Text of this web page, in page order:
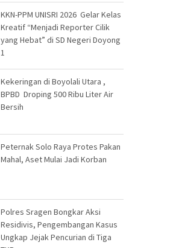
KKN-PPM UNISRI 2026 Gelar Kelas
Kreatif “Menjadi Reporter Cilik
yang Hebat” di SD Negeri Doyong
1
Kekeringan di Boyolali Utara ,
BPBD Droping 500 Ribu Liter Air
Bersih
Peternak Solo Raya Protes Pakan
Mahal, Aset Mulai Jadi Korban
Polres Sragen Bongkar Aksi
Residivis, Pengembangan Kasus
Ungkap Jejak Pencurian di Tiga